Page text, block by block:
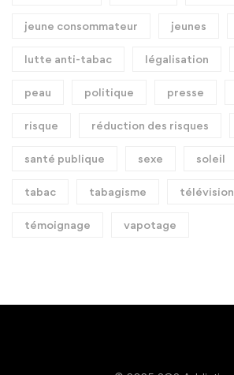
jeune consommateur jeunes
lutte anti-tabac légalisation
peau politique presse
risque réduction des risques
santé publique sexe soleil
tabac tabagisme télévision
témoignage vapotage